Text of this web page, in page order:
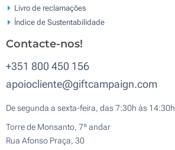
Livro de reclamaçōes
Índice de Sustentabilidade
Contacte-nos!
+351 800 450 156
apoiocliente@giftcampaign.com
De segunda a sexta-feira, das 7:30h às 14:30h
Torre de Monsanto, 7º andar
Rua Afonso Praça, 30